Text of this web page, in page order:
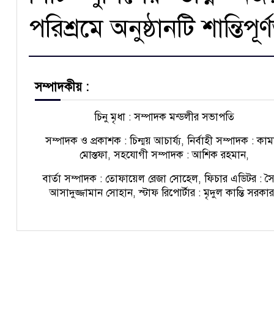
পরিশ্রমে অনুষ্ঠানটি
সম্পাদকীয় :
চিনু মৃধা : সম্পাদক মন্ডলীর সভাপতি
সম্পাদক ও প্রকাশক : চিন্ময় আচার্য্য, নির্বাহী সম্পাদক :
মোস্তফা, সহযোগী সম্পাদক : আশিক রহমান,
বার্তা সম্পাদক : তোফায়েল রেজা সোহেল, ফিচার এডিটর :
আসাদুজ্জামান সোহান, স্টাফ রিপোর্টার : মৃদুল কান্তি